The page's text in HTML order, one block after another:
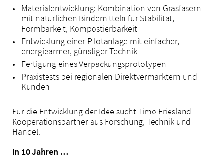
Materialentwicklung: Kombination von Grasfasern
mit natürlichen Bindemitteln für Stabilität,
Formbarkeit, Kompostierbarkeit
Entwicklung einer Pilotanlage mit einfacher,
energiearmer, günstiger Technik
Fertigung eines Verpackungsprototypen
Praxistests bei regionalen Direktvermarktern und
Kunden
Für die Entwicklung der Idee sucht Timo Friesland
Kooperationspartner aus Forschung, Technik und
Handel.
In 10 Jahren …